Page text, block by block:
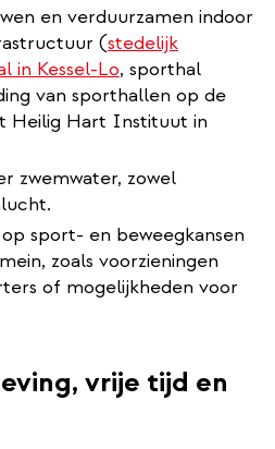
en verduurzamen indoor
(stedelijk
in Kessel-Lo, sporthal
van sporthallen op de
Heilig Hart Instituut in
zwemwater, zowel
sport- en beweegkansen
zoals voorzieningen
of mogelijkheden voor
vrije tijd en